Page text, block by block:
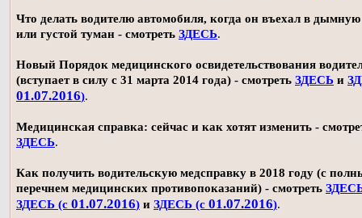
Что делать водителю автомобиля, когда он въехал в дымную
или густой туман - смотреть ЗДЕСЬ.
Новый Порядок медицинского освидетельствования
(вступает в силу с 31 марта 2014 года) - смотреть ЗДЕСЬ и
01.07.2016).
Медицинская справка: сейчас и как хотят изменить -
ЗДЕСЬ.
Как получить водительскую медсправку в 2018 году (с
перечнем медицинских противопоказаний) - смотреть
ЗДЕСЬ (с 01.07.2016) и ЗДЕСЬ (с 01.07.2016).